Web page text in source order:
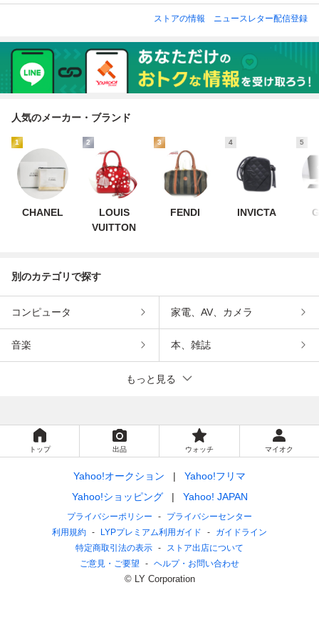
ストアの情報 ニュースレター配信登録
人気のメーカー・ブランド
1
CHANEL
2
LOUIS
VUITTON
3
FENDI
4
INVICTA
5
別のカテゴリで探す
コンピュータ 家電、AV、カメラ
音楽 本、雑誌
もっと見る
トップ 出品 ウォッチ マイオク
Yahoo!オークション
Yahoo!フリマ
Yahoo!ショッピング
Yahoo! JAPAN
プライバシーポリシー
プライバシーセンター
利用規約
LYPプレミアム利用ガイド
ガイドライン
特定商取引法の表示
ストア出店について
ご意見・ご要望
ヘルプ・お問い合わせ
© LY Corporation